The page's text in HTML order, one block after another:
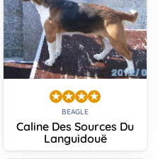
BEAGLE
Caline Des Sources Du
Languidouë